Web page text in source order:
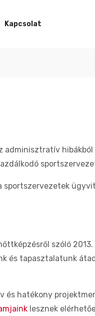
Kapcsolat
adminisztratív
sportszervezetek
szóló
és tapasztalatunk
és hatékony
lesznek